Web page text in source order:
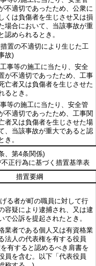
不適切であったため、公衆に
くは負傷者を生じさせ又は損
場合において、当該事故が重
認められるとき。
置の不適切により生じた工
故)
事等の施工に当たり、安全
が不適切であったため、工事
亡者又は負傷者を生じさせた
るとき。
等の施工に当たり、安全管
不適切であったため、工事関
者又は負傷者を生じさせた場
、当該事故が重大であると認
き。
、第4条関係)
不正行為に基づく措置基準表
措置要綱
る者が町の職員に対して行
容疑により逮捕され、又は逮
で公訴を提起されたとき。
者である個人又は有資格業
法人の代表権を有する役員
有すると認めるべき肩書を
員を含む。以下「代表役員